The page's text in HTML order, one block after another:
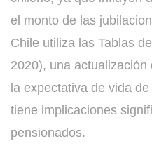
el monto de las
Chile utiliza las Tablas
2020), una
la expectativa de vida
tiene implicaciones
pensionados.